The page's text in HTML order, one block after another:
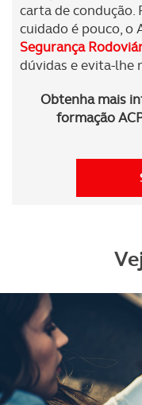
carta de
cuidado é pouco, o
Segurança
dúvidas e evita-lhe
Obtenha mais
formação